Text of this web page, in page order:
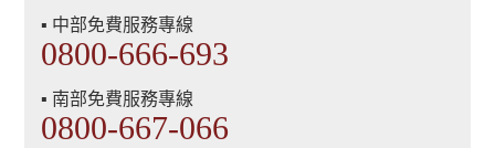
▪ 中部免費服務專線
0800-666-693
▪ 南部免費服務專線
0800-667-066